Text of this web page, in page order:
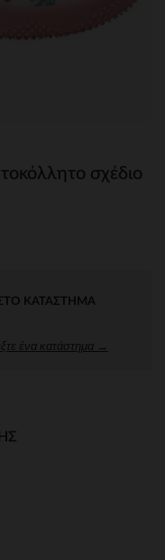
σχέδιο
ΚΑΤΆΣΤΗΜΑ
ένα κατάστημα →